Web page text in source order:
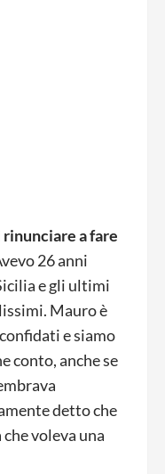
rinunciare a fare
26 anni
e gli ultimi
Mauro è
e siamo
conto, anche se
detto che
voleva una